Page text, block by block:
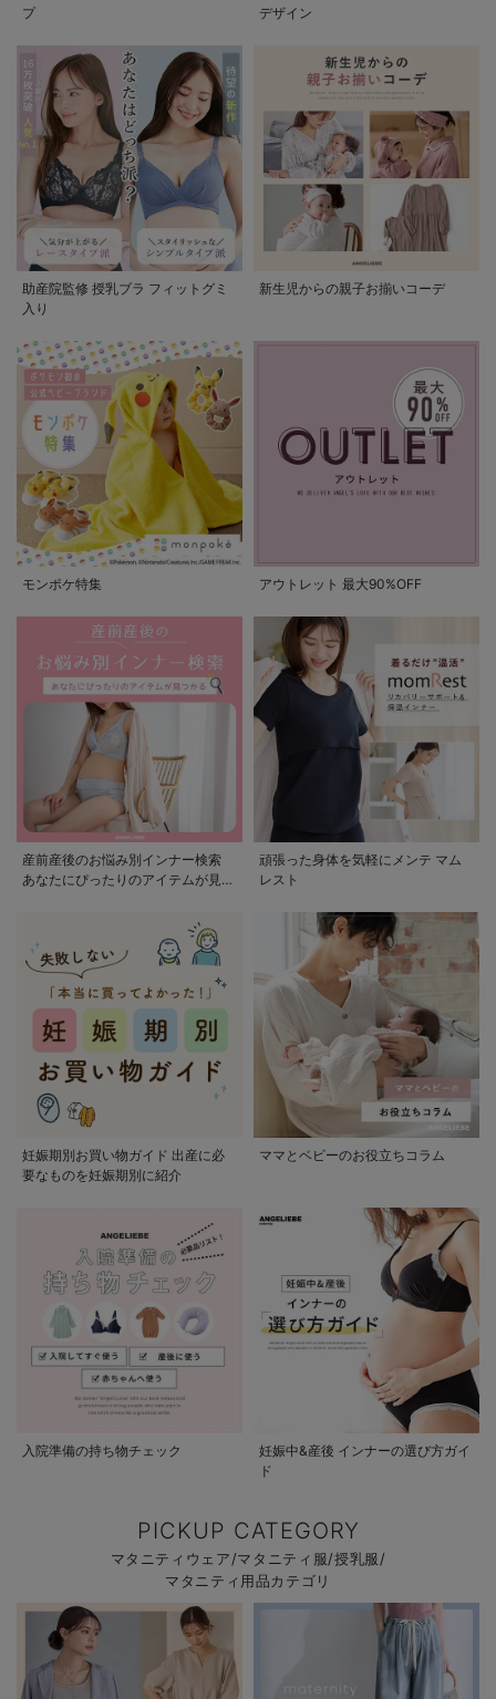
プ
デザイン
助産院監修 授乳ブラ フィットグミ
入り
新生児からの親子お揃いコーデ
モンポケ特集 アウトレット 最大90%OFF
産前産後のお悩み別インナー検索
あなたにぴったりのアイテムが見つ
頑張った身体を気軽にメンテ マム
レスト
妊娠期別お買い物ガイド 出産に必
要なものを妊娠期別に紹介
ママとベビーのお役立ちコラム
入院準備の持ち物チェック
妊娠中&産後 インナーの選び方ガイ
ド
PICKUP CATEGORY
マタニティウェア/マタニティ服/授乳服/
マタニティ用品カテゴリ